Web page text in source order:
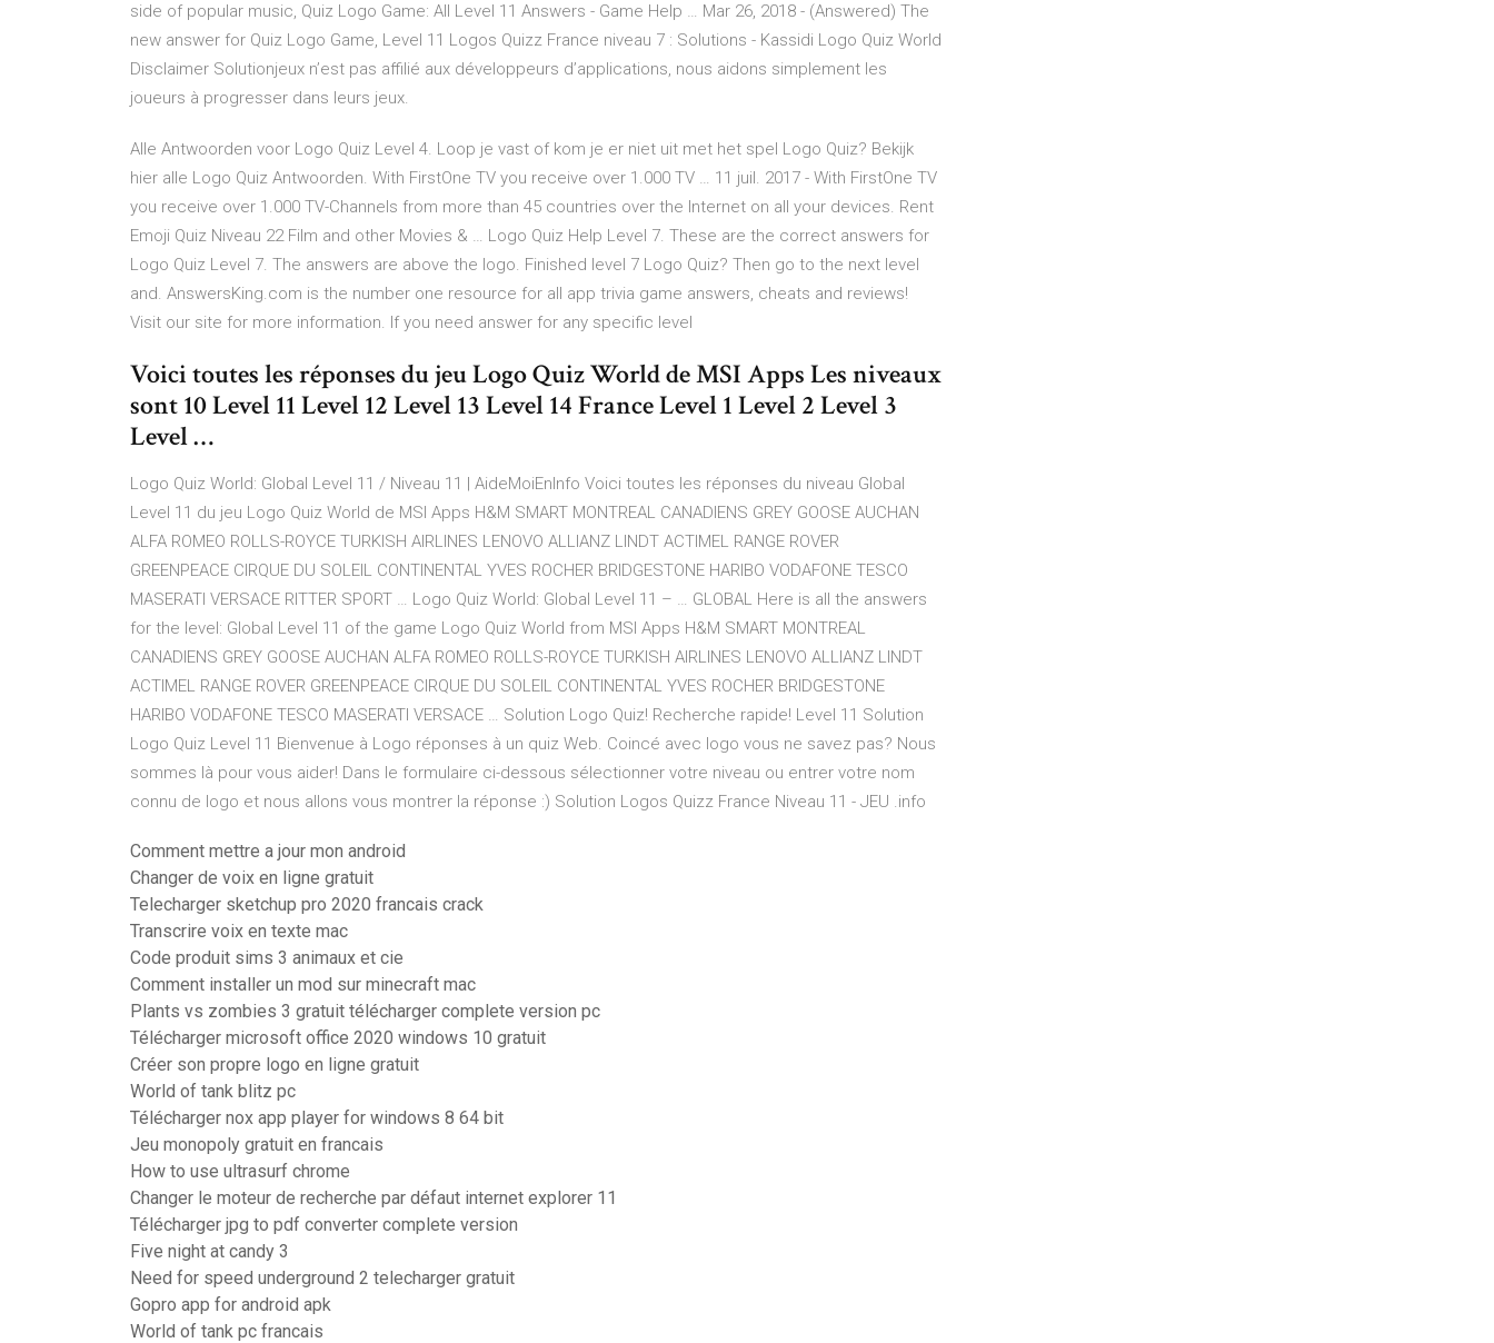
side of popular music, Quiz Logo Game: All Level 11 Answers - Game Help … Mar 26, 2018 - (Answered) The
new answer for Quiz Logo Game, Level 11 Logos Quizz France niveau 7 : Solutions - Kassidi Logo Quiz World
Disclaimer Solutionjeux n’est pas affilié aux développeurs d’applications, nous aidons simplement les
joueurs à progresser dans leurs jeux.
Alle Antwoorden voor Logo Quiz Level 4. Loop je vast of kom je er niet uit met het spel Logo Quiz? Bekijk
hier alle Logo Quiz Antwoorden. With FirstOne TV you receive over 1.000 TV … 11 juil. 2017 - With FirstOne TV
you receive over 1.000 TV-Channels from more than 45 countries over the Internet on all your devices. Rent
Emoji Quiz Niveau 22 Film and other Movies & … Logo Quiz Help Level 7. These are the correct answers for
Logo Quiz Level 7. The answers are above the logo. Finished level 7 Logo Quiz? Then go to the next level
and. AnswersKing.com is the number one resource for all app trivia game answers, cheats and reviews!
Visit our site for more information. If you need answer for any specific level
Voici toutes les réponses du jeu Logo Quiz World de MSI Apps Les niveaux
sont 10 Level 11 Level 12 Level 13 Level 14 France Level 1 Level 2 Level 3
Level …
Logo Quiz World: Global Level 11 / Niveau 11 | AideMoiEnInfo Voici toutes les réponses du niveau Global
Level 11 du jeu Logo Quiz World de MSI Apps H&M SMART MONTREAL CANADIENS GREY GOOSE AUCHAN
ALFA ROMEO ROLLS-ROYCE TURKISH AIRLINES LENOVO ALLIANZ LINDT ACTIMEL RANGE ROVER
GREENPEACE CIRQUE DU SOLEIL CONTINENTAL YVES ROCHER BRIDGESTONE HARIBO VODAFONE TESCO
MASERATI VERSACE RITTER SPORT … Logo Quiz World: Global Level 11 – … GLOBAL Here is all the answers
for the level: Global Level 11 of the game Logo Quiz World from MSI Apps H&M SMART MONTREAL
CANADIENS GREY GOOSE AUCHAN ALFA ROMEO ROLLS-ROYCE TURKISH AIRLINES LENOVO ALLIANZ LINDT
ACTIMEL RANGE ROVER GREENPEACE CIRQUE DU SOLEIL CONTINENTAL YVES ROCHER BRIDGESTONE
HARIBO VODAFONE TESCO MASERATI VERSACE … Solution Logo Quiz! Recherche rapide! Level 11 Solution
Logo Quiz Level 11 Bienvenue à Logo réponses à un quiz Web. Coincé avec logo vous ne savez pas? Nous
sommes là pour vous aider! Dans le formulaire ci-dessous sélectionner votre niveau ou entrer votre nom
connu de logo et nous allons vous montrer la réponse :) Solution Logos Quizz France Niveau 11 - JEU .info
Comment mettre a jour mon android
Changer de voix en ligne gratuit
Telecharger sketchup pro 2020 francais crack
Transcrire voix en texte mac
Code produit sims 3 animaux et cie
Comment installer un mod sur minecraft mac
Plants vs zombies 3 gratuit télécharger complete version pc
Télécharger microsoft office 2020 windows 10 gratuit
Créer son propre logo en ligne gratuit
World of tank blitz pc
Télécharger nox app player for windows 8 64 bit
Jeu monopoly gratuit en francais
How to use ultrasurf chrome
Changer le moteur de recherche par défaut internet explorer 11
Télécharger jpg to pdf converter complete version
Five night at candy 3
Need for speed underground 2 telecharger gratuit
Gopro app for android apk
World of tank pc francais